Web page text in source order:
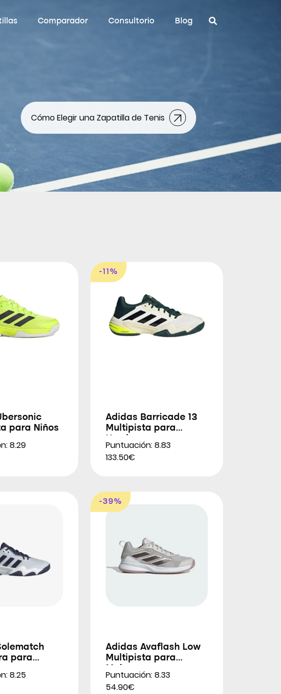
Comparador Consultorio Blog
Cómo Elegir una Zapatilla de Tenis
para Niños
8.29
-11%
Adidas Barricade 13
Multipista para
Puntuación: 8.83
133.50€
para
8.25
-39%
Adidas Avaflash Low
Multipista para
Puntuación: 8.33
54.90€